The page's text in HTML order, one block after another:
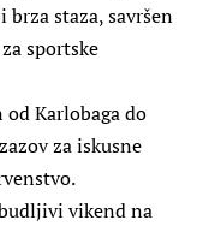
brza staza, savršen
sportske
od Karlobaga do
za iskusne
vikend na